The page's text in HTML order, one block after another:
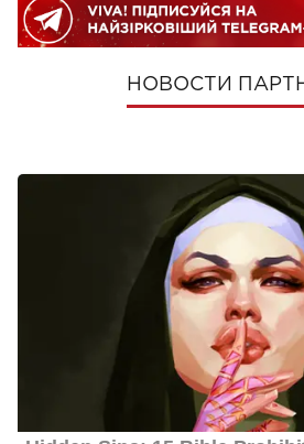
НОВОСТИ